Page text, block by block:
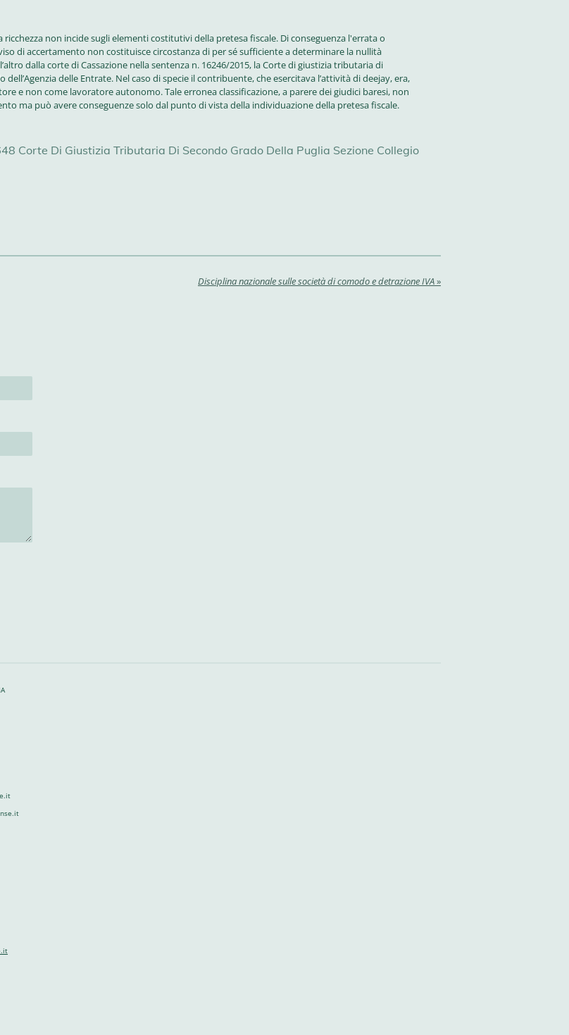
non incide sugli elementi costitutivi della pretesa fiscale. Di conseguenza l'errata o
di accertamento non costituisce circostanza di per sé sufficiente a determinare la nullità
dalla corte di Cassazione nella sentenza n. 16246/2015, la Corte di giustizia tributaria di
delle Entrate. Nel caso di specie il contribuente, che esercitava l’attività di deejay, era,
e non come lavoratore autonomo. Tale erronea classificazione, a parere dei giudici baresi, non
ma può avere conseguenze solo dal punto di vista della individuazione della pretesa fiscale.
Corte Di Giustizia Tributaria Di Secondo Grado Della Puglia Sezione Collegio
Disciplina nazionale sulle società di comodo e detrazione IVA»